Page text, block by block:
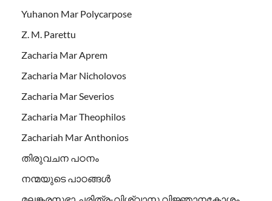
Yuhanon Mar Polycarpose
Z. M. Parettu
Zacharia Mar Aprem
Zacharia Mar Nicholovos
Zacharia Mar Severios
Zacharia Mar Theophilos
Zachariah Mar Anthonios
തിരുവചന പഠനം
നന്മയുടെ പാഠങ്ങള്‍